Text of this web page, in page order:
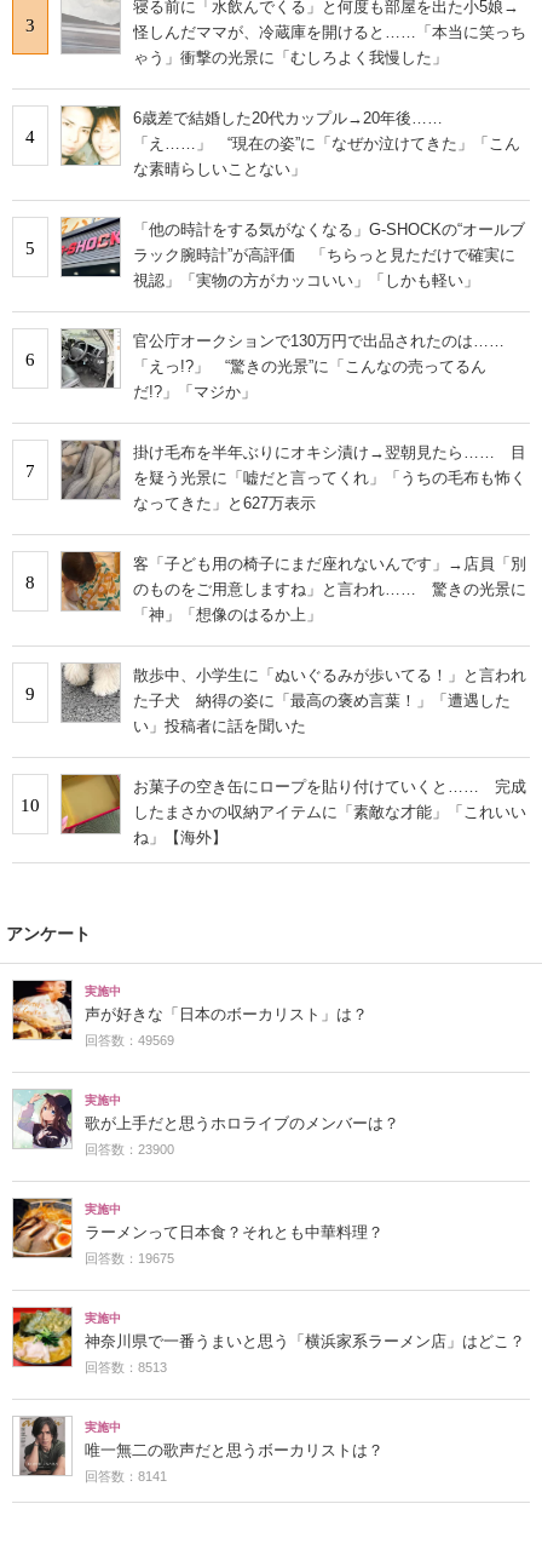
3
寝る前に「水飲んでくる」と何度も部屋を出た小5娘→
怪しんだママが、冷蔵庫を開けると……「本当に笑っち
ゃう」衝撃の光景に「むしろよく我慢した」
4
6歳差で結婚した20代カップル→20年後……
「え……」 “現在の姿”に「なぜか泣けてきた」「こん
な素晴らしいことない」
5
「他の時計をする気がなくなる」G-SHOCKの“オールブ
ラック腕時計”が高評価 「ちらっと見ただけで確実に
視認」「実物の方がカッコいい」「しかも軽い」
6
官公庁オークションで130万円で出品されたのは……
「えっ!?」 “驚きの光景”に「こんなの売ってるん
だ!?」「マジか」
7
掛け毛布を半年ぶりにオキシ漬け→翌朝見たら…… 目
を疑う光景に「嘘だと言ってくれ」「うちの毛布も怖く
なってきた」と627万表示
8
客「子ども用の椅子にまだ座れないんです」→店員「別
のものをご用意しますね」と言われ…… 驚きの光景に
「神」「想像のはるか上」
9
散歩中、小学生に「ぬいぐるみが歩いてる！」と言われ
た子犬 納得の姿に「最高の褒め言葉！」「遭遇した
い」投稿者に話を聞いた
10
お菓子の空き缶にロープを貼り付けていくと…… 完成
したまさかの収納アイテムに「素敵な才能」「これいい
ね」【海外】
アンケート
実施中
声が好きな「日本のボーカリスト」は？
回答数：49569
実施中
歌が上手だと思うホロライブのメンバーは？
回答数：23900
実施中
ラーメンって日本食？それとも中華料理？
回答数：19675
実施中
神奈川県で一番うまいと思う「横浜家系ラーメン店」はどこ？
回答数：8513
実施中
唯一無二の歌声だと思うボーカリストは？
回答数：8141